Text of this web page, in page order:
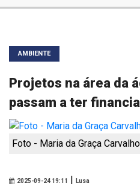
AMBIENTE
Projetos na área da
passam a ter
Foto - Maria da Graça
2025-09-24 19:11 | Lusa